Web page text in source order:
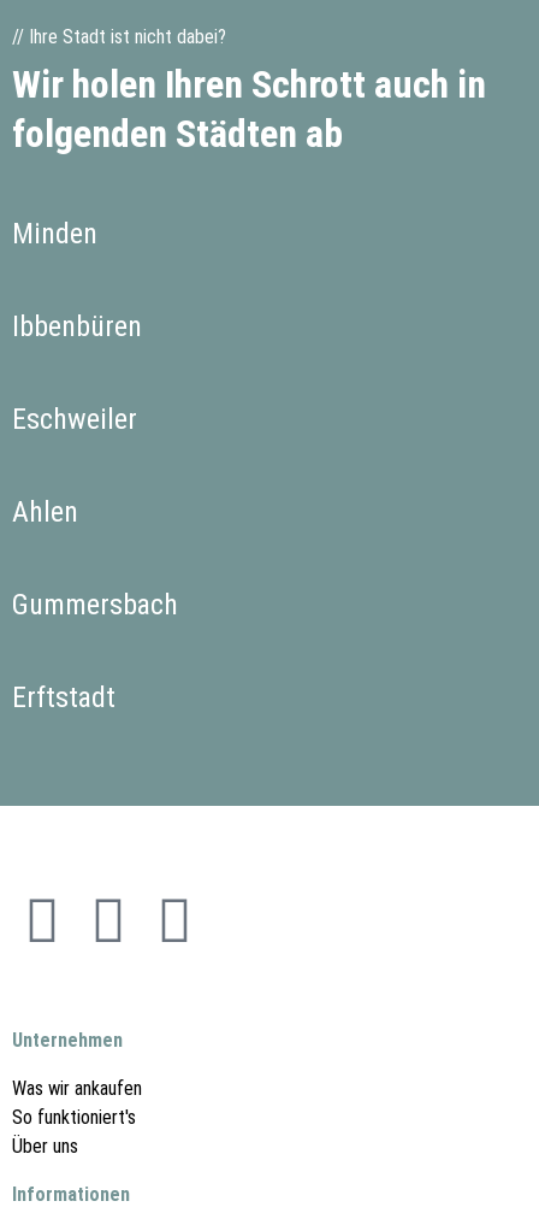
// Ihre Stadt ist nicht dabei?
Wir holen Ihren Schrott auch in
folgenden Städten ab
Minden
Ibbenbüren
Eschweiler
Ahlen
Gummersbach
Erftstadt
Unternehmen
Was wir ankaufen
So funktioniert's
Über uns
Informationen